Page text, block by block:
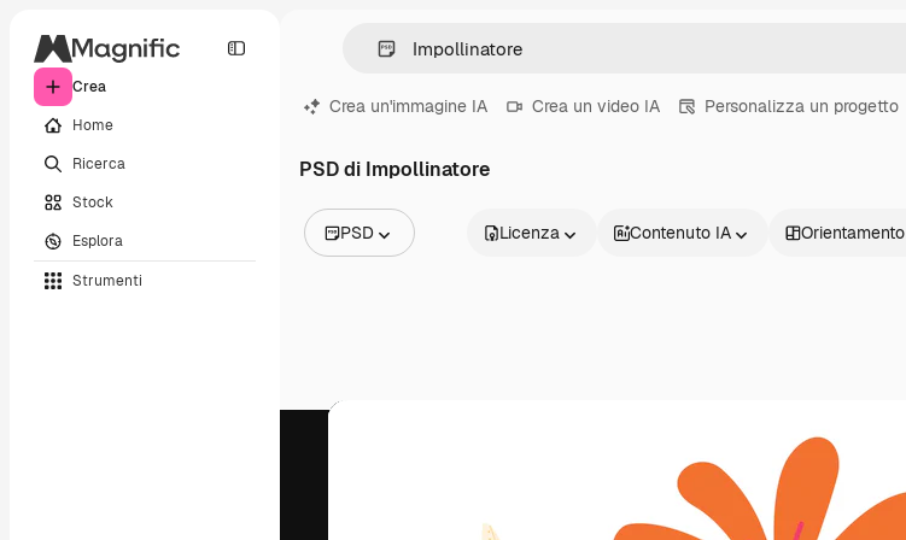
Crea
Home
Ricerca
Stock
Esplora
Strumenti
Crea un'immagine IA Crea un video IA Personalizza un progetto
PSD di Impollinatore
PSD
Video
Licenza Contenuto IA Orientamento
Prodotti